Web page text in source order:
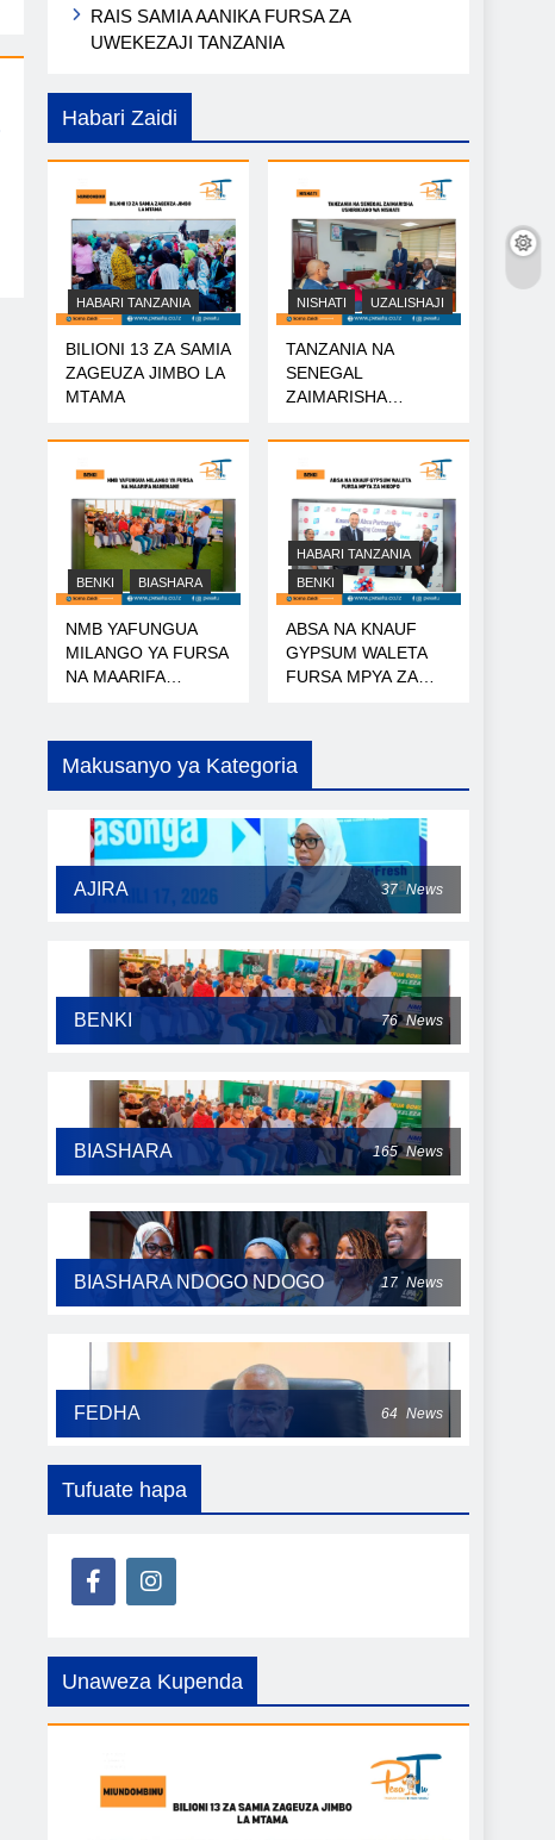
RAIS SAMIA AANIKA FURSA ZA
UWEKEZAJI TANZANIA
Habari Zaidi
HABARI TANZANIA
BILIONI 13 ZA SAMIA
ZAGEUZA JIMBO LA
MTAMA
NISHATI UZALISHAJI
TANZANIA NA
SENEGAL
ZAIMARISHA
NISHATI
BENKI BIASHARA
NMB YAFUNGUA
MILANGO YA FURSA
NA MAARIFA
HABARI TANZANIA
BENKI
ABSA NA KNAUF
GYPSUM WALETA
FURSA MPYA ZA
Makusanyo ya Kategoria
AJIRA 37 News
BENKI 76 News
BIASHARA 165 News
BIASHARA NDOGO NDOGO 17 News
FEDHA 64 News
Tufuate hapa
Unaweza Kupenda